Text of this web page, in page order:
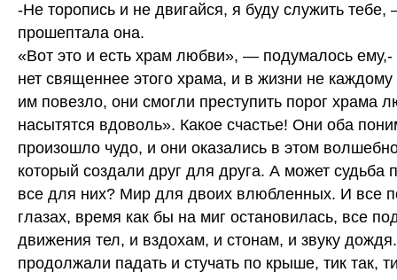
-Не торопись и не двигайся, я буду служить тебе,
прошептала она.
«Вот это и есть храм любви», — подумалось
нет священнее этого храма, и в жизни не
им повезло, они смогли преступить порог храма
насытятся вдоволь». Какое счастье! Они оба
произошло чудо, и они оказались в этом
который создали друг для друга. А может судьба
все для них? Мир для двоих влюбленных. И все
глазах, время как бы на миг остановилась, все
движения тел, и вздохам, и стонам, и звуку
продолжали падать и стучать по крыше, тик так,